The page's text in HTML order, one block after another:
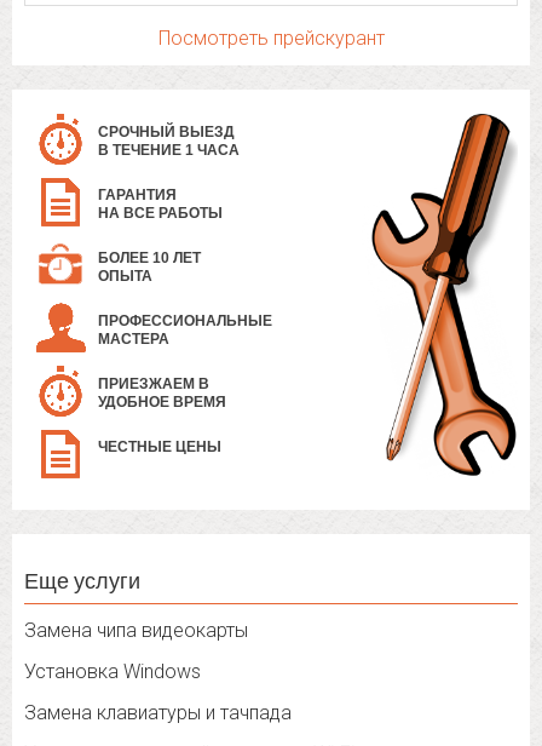
Посмотреть прейскурант
СРОЧНЫЙ ВЫЕЗД
В ТЕЧЕНИЕ 1 ЧАСА
ГАРАНТИЯ
НА ВСЕ РАБОТЫ
БОЛЕЕ 10 ЛЕТ
ОПЫТА
ПРОФЕССИОНАЛЬНЫЕ
МАСТЕРА
ПРИЕЗЖАЕМ В
УДОБНОЕ ВРЕМЯ
ЧЕСТНЫЕ ЦЕНЫ
Еще услуги
Замена чипа видеокарты
Установка Windows
Замена клавиатуры и тачпада